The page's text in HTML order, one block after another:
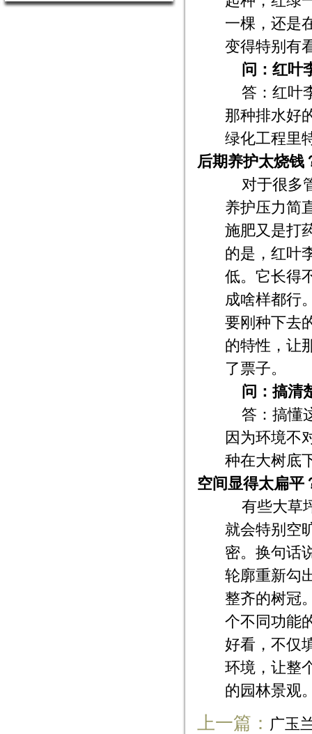
一棵，还是
变得特别有
问：红叶
答：红叶
那种排水好
绿化工程里
后期养护太烧钱
对于很多
养护压力简
施肥又是打
的是，红叶
低。它长得
成啥样都行
要刚种下去
的特性，让
了票子。
问：搞清
答：搞懂
因为环境不
种在大树底
空间显得太扁平
有些大草
就会特别空
密。换句话
轮廓重新勾
整齐的树冠
个不同功能
好看，不仅
环境，让整
的园林景观
上一篇： 广玉